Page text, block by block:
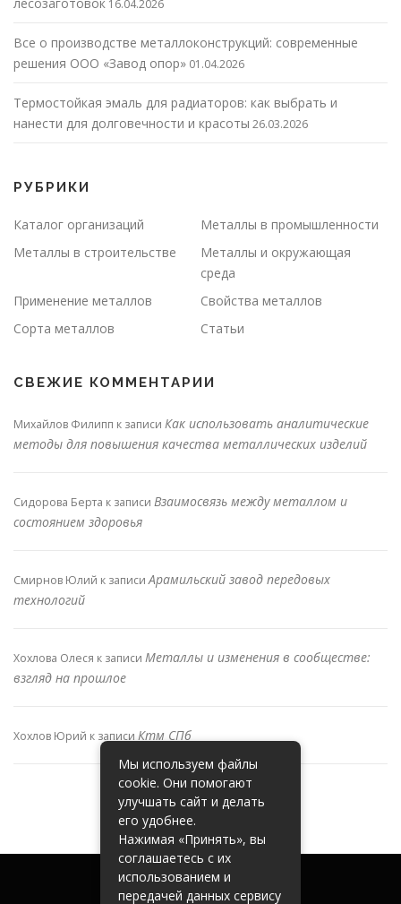
16.04.2026
Все о производстве металлоконструкций: современные
решения ООО «Завод опор» 01.04.2026
Термостойкая эмаль для радиаторов: как выбрать и
нанести для долговечности и красоты 26.03.2026
РУБРИКИ
Каталог организаций
Металлы в промышленности
Металлы в строительстве
Металлы и окружающая
среда
Применение металлов
Свойства металлов
Сорта металлов
Статьи
СВЕЖИЕ КОММЕНТАРИИ
Михайлов Филипп к записи Как использовать аналитические
методы для повышения качества металлических изделий
Сидорова Берта к записи Взаимосвязь между металлом и
состоянием здоровья
Смирнов Юлий к записиАрамильский завод передовых
технологий
Хохлова Олеся к записи Металлы и изменения в сообществе:
взгляд на прошлое
Хохлов Юрий к записи Ктм СПб
Мы используем файлы
cookie. Они помогают
улучшать сайт и делать
его удобнее.
Нажимая «Принять», вы
соглашаетесь с их
использованием и
передачей данных сервису